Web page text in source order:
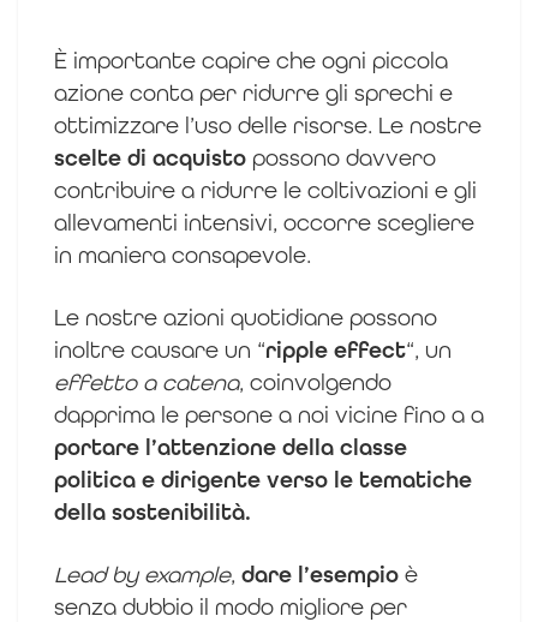
È importante capire che ogni piccola
azione conta per ridurre gli sprechi e
ottimizzare l’uso delle risorse. Le nostre
scelte di acquisto possono davvero
contribuire a ridurre le coltivazioni e gli
allevamenti intensivi, occorre scegliere
in maniera consapevole.
Le nostre azioni quotidiane possono
inoltre causare un “ripple effect“, un
effetto a catena, coinvolgendo
dapprima le persone a noi vicine fino a a
portare l’attenzione della classe
politica e dirigente verso le tematiche
della sostenibilità.
Lead by example, dare l’esempio è
senza dubbio il modo migliore per